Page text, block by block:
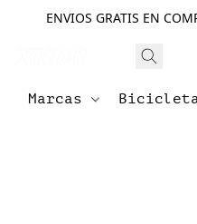
ENVIOS GRATIS EN
Marcas